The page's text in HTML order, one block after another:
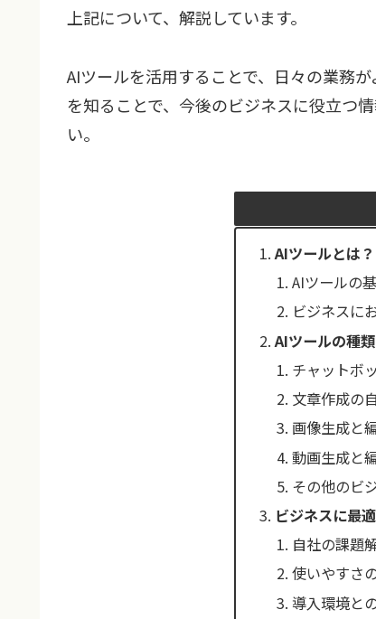
上記について、解説しています。
AIツールを活用することで、日々の業務
を知ることで、今後のビジネスに役立つ
い。
AIツールとは
AIツールの
ビジネスに
AIツールの種
チャットボ
文章作成の
画像生成と
動画生成と
その他のビ
ビジネスに最
自社の課題
使いやすさ
導入環境と